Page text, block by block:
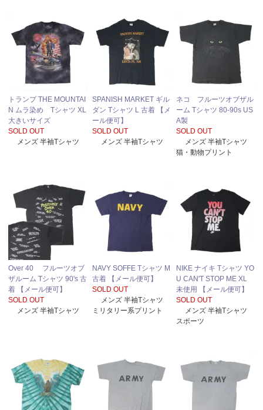
トランプ THE MOUNTAI
N ムラ染め Tシャツ XL
大きいサイズ
SOLD OUT
メンズ 半袖Tシャツ
SPANISH MARKET ギル
ダン Tシャツ L 古着 【メ
ール便可】
SOLD OUT
メンズ 半袖Tシャツ
ネコ フルーツオブザル
ーム Tシャツ 80-90s US
A製
SOLD OUT
メンズ 半袖Tシャツ
猫・動物プリント
Over 40 フルーツオブ
ザルーム Tシャツ 90's 古
着 【メール便可】
SOLD OUT
メンズ 半袖Tシャツ
NAVY SOFFE Tシャツ M
古着 【メール便可】
SOLD OUT
メンズ 半袖Tシャツ
ミリタリー系プリント
NIKE ナイキ Tシャツ YO
U CAN'T STOP ME XL
未使用 【メール便可】
SOLD OUT
メンズ 半袖Tシャツ
スポーツ